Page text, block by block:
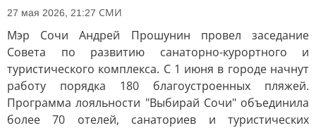
27 мая 2026, 21:27 СМИ
Мэр Сочи Андрей Прошунин провел заседание
Совета по развитию санаторно-курортного и
туристического комплекса. С 1 июня в городе начнут
работу порядка 180 благоустроенных пляжей.
Программа лояльности "Выбирай Сочи" объединила
более 70 отелей, санаториев и туристических